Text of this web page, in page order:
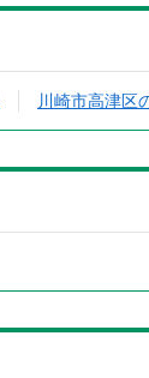
川崎市高津区